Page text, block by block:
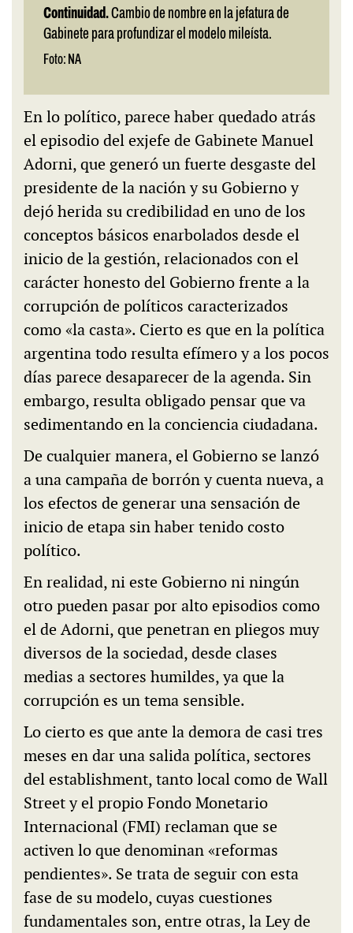
Continuidad.Cambio de nombre en la jefatura de
Gabinete para profundizar el modelo mileísta.
Foto: NA
En lo político, parece haber quedado atrás
el episodio del exjefe de Gabinete Manuel
Adorni, que generó un fuerte desgaste del
presidente de la nación y su Gobierno y
dejó herida su credibilidad en uno de los
conceptos básicos enarbolados desde el
inicio de la gestión, relacionados con el
carácter honesto del Gobierno frente a la
corrupción de políticos caracterizados
como «la casta». Cierto es que en la política
argentina todo resulta efímero y a los pocos
días parece desaparecer de la agenda. Sin
embargo, resulta obligado pensar que va
sedimentando en la conciencia ciudadana.
De cualquier manera, el Gobierno se lanzó
a una campaña de borrón y cuenta nueva, a
los efectos de generar una sensación de
inicio de etapa sin haber tenido costo
político.
En realidad, ni este Gobierno ni ningún
otro pueden pasar por alto episodios como
el de Adorni, que penetran en pliegos muy
diversos de la sociedad, desde clases
medias a sectores humildes, ya que la
corrupción es un tema sensible.
Lo cierto es que ante la demora de casi tres
meses en dar una salida política, sectores
del establishment, tanto local como de Wall
Street y el propio Fondo Monetario
Internacional (FMI) reclaman que se
activen lo que denominan «reformas
pendientes». Se trata de seguir con esta
fase de su modelo, cuyas cuestiones
fundamentales son, entre otras, la Ley de